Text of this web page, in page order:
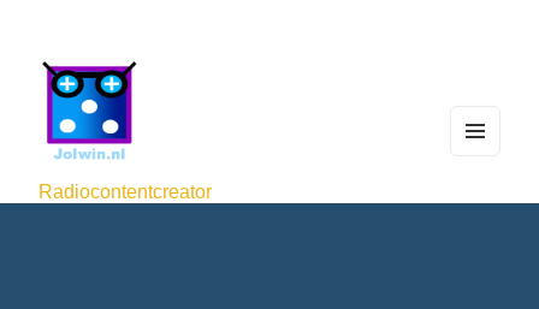
Radiocontentcreator
WIDG